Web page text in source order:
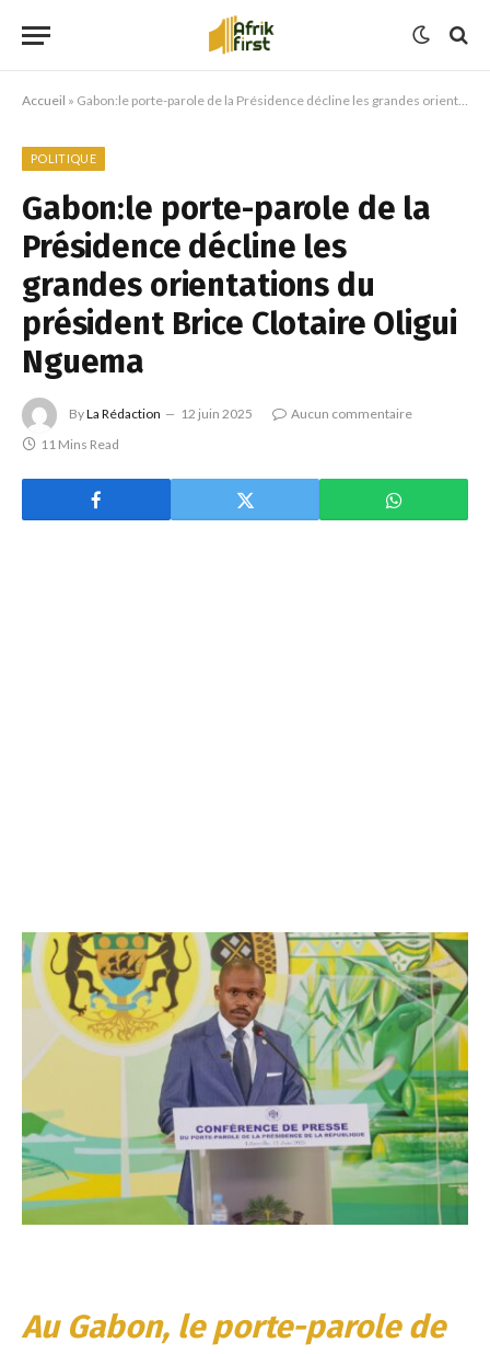
Accueil » Gabon:le porte-parole de la Présidence décline les grandes orientations du président Brice Clotaire Oligui Nguema
POLITIQUE
Gabon:le porte-parole de la
Présidence décline les
grandes orientations du
président Brice Clotaire Oligui
Nguema
ByLa Rédaction 12 juin 2025
Aucun commentaire
11 Mins Read
Au Gabon, le porte-parole de